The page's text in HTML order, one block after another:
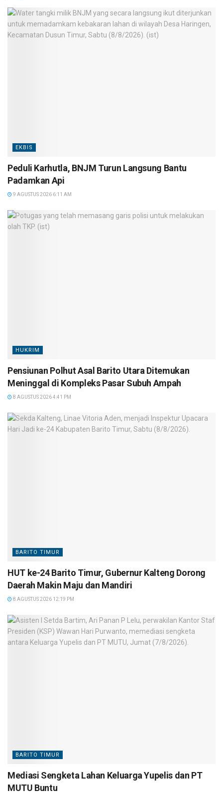
EKBIS
Peduli Karhutla, BNJM Turun Langsung Bantu
Padamkan Api
9 AGUSTUS 2026 6:11 AM
HUKRIM
Pensiunan Polhut Asal Barito Utara Ditemukan
Meninggal di Kompleks Pasar Subuh Ampah
8 AGUSTUS 2026 4:41 PM
BARITO TIMUR
HUT ke-24 Barito Timur, Gubernur Kalteng Dorong
Daerah Makin Maju dan Mandiri
8 AGUSTUS 2026 12:19 PM
BARITO TIMUR
Mediasi Sengketa Lahan Keluarga Yupelis dan PT
MUTU Buntu